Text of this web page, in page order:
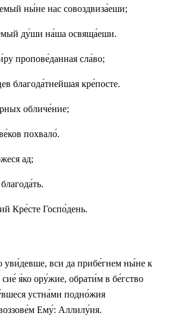
ны́не нас совоздвиза́еши;
ду́ши на́ша освяща́еши.
пропове́данная сла́во;
благода́тнейшая кре́посте.
обличе́ние;
похвало́.
ад;
Кре́сте Госпо́день.
уви́девше, вси да прибе́гнем ны́не к
я́ко ору́жие, обрати́м в бе́гство
устна́ми подно́жия
Ему́: Аллилу́ия.